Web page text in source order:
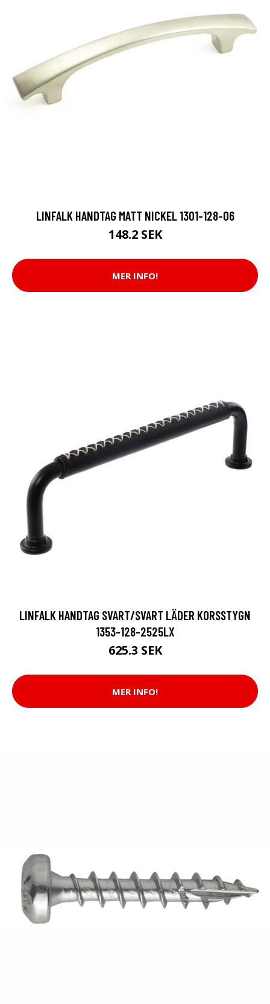
LINFALK HANDTAG MATT NICKEL 1301-128-06
148.2 SEK
MER INFO!
LINFALK HANDTAG SVART/SVART LÄDER KORSSTYGN
1353-128-2525LX
625.3 SEK
MER INFO!